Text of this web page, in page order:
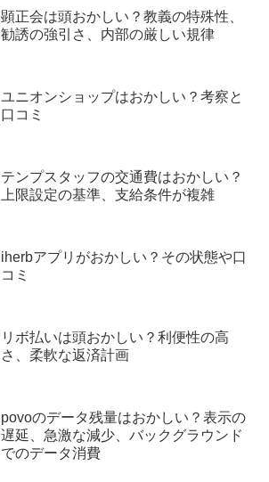
顕正会は頭おかしい？教義の特殊性、
勧誘の強引さ、内部の厳しい規律
ユニオンショップはおかしい？考察と
口コミ
テンプスタッフの交通費はおかしい？
上限設定の基準、支給条件が複雑
iherbアプリがおかしい？その状態や口
コミ
リボ払いは頭おかしい？利便性の高
さ、柔軟な返済計画
povoのデータ残量はおかしい？表示の
遅延、急激な減少、バックグラウンド
でのデータ消費